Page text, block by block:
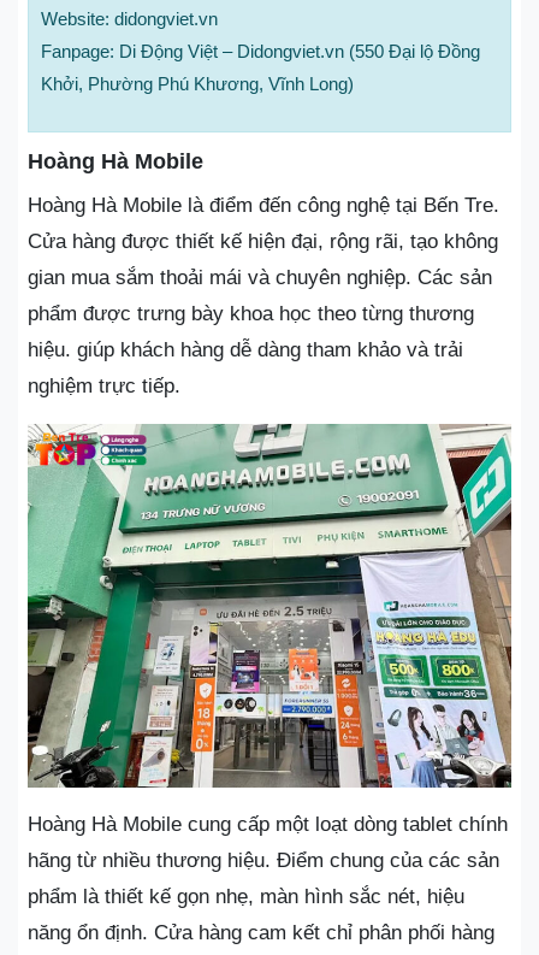
Website: didongviet.vn
Fanpage: Di Động Việt – Didongviet.vn (550 Đại lộ Đồng
Khởi, Phường Phú Khương, Vĩnh Long)
Hoàng Hà Mobile
Hoàng Hà Mobile là điểm đến công nghệ tại Bến Tre.
Cửa hàng được thiết kế hiện đại, rộng rãi, tạo không
gian mua sắm thoải mái và chuyên nghiệp. Các sản
phẩm được trưng bày khoa học theo từng thương
hiệu. giúp khách hàng dễ dàng tham khảo và trải
nghiệm trực tiếp.
Hoàng Hà Mobile cung cấp một loạt dòng tablet chính
hãng từ nhiều thương hiệu. Điểm chung của các sản
phẩm là thiết kế gọn nhẹ, màn hình sắc nét, hiệu
năng ổn định. Cửa hàng cam kết chỉ phân phối hàng